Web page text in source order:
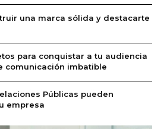
una marca sólida y destacarte
para conquistar a tu audiencia
comunicación imbatible
Públicas pueden
empresa